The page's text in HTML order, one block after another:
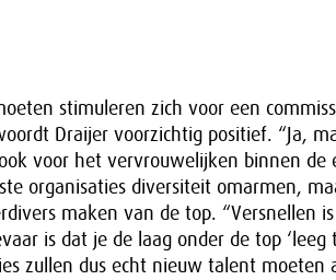
stimuleren zich voor een
Draijer voorzichtig positief. “Ja,
voor het vervrouwelijken binnen de
organisaties diversiteit omarmen,
maken van de top. “Versnellen
is dat je de laag onder de top ‘leeg
zullen dus echt nieuw talent moeten